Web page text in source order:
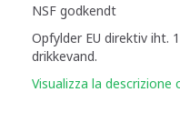
NSF godkendt
Opfylder EU direktiv iht.
drikkevand.
Visualizza la descrizione